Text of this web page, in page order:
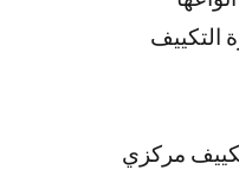
التكييف
مركزي